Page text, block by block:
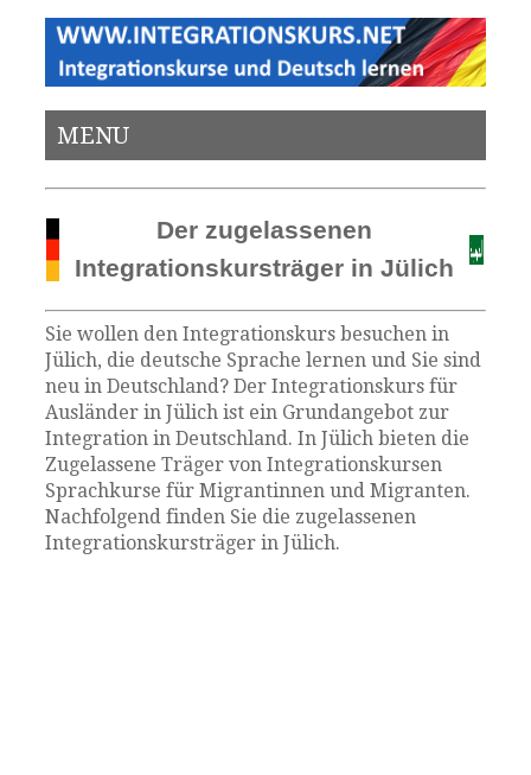
MENU
Der zugelassenen
Integrationskursträger in Jülich
Sie wollen den Integrationskurs besuchen in
Jülich, die deutsche Sprache lernen und Sie sind
neu in Deutschland? Der Integrationskurs für
Ausländer in Jülich ist ein Grundangebot zur
Integration in Deutschland. In Jülich bieten die
Zugelassene Träger von Integrationskursen
Sprachkurse für Migrantinnen und Migranten.
Nachfolgend finden Sie die zugelassenen
Integrationskursträger in Jülich.